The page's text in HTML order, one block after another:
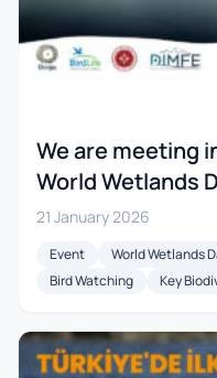
We are meeting
World Wetlands
21 January 2026
Event World Wetlands
Bird Watching
Key